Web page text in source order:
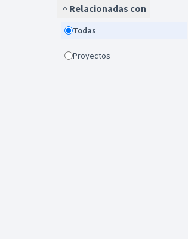
Relacionadas con
Todas
Proyectos